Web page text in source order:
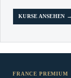
KURSE ANSEHEN →
FRANCE PREMIUM